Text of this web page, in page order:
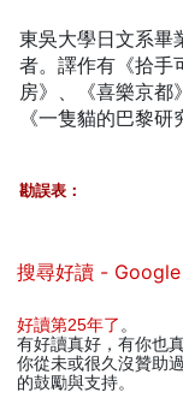
東吳大學日文系畢
者。譯作有《拾手
房》、《喜樂京都
《一隻貓的巴黎研
勘誤表：
搜尋好讀 - Google
好讀第25年了 。
有好讀真好，有你也
你從未或很久沒贊助
的鼓勵與支持。